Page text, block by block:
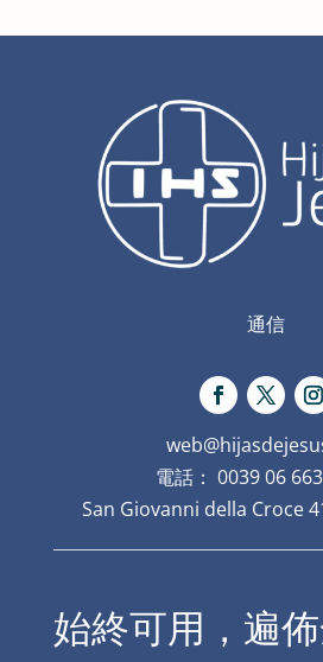
通信
電話： 0039 06
San Giovanni della Croce
始終可用，遍